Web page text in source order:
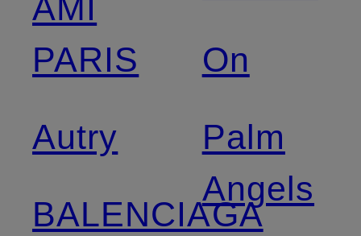
AMI
PARIS
Autry
BALENCIAGA
On
Palm
Angels